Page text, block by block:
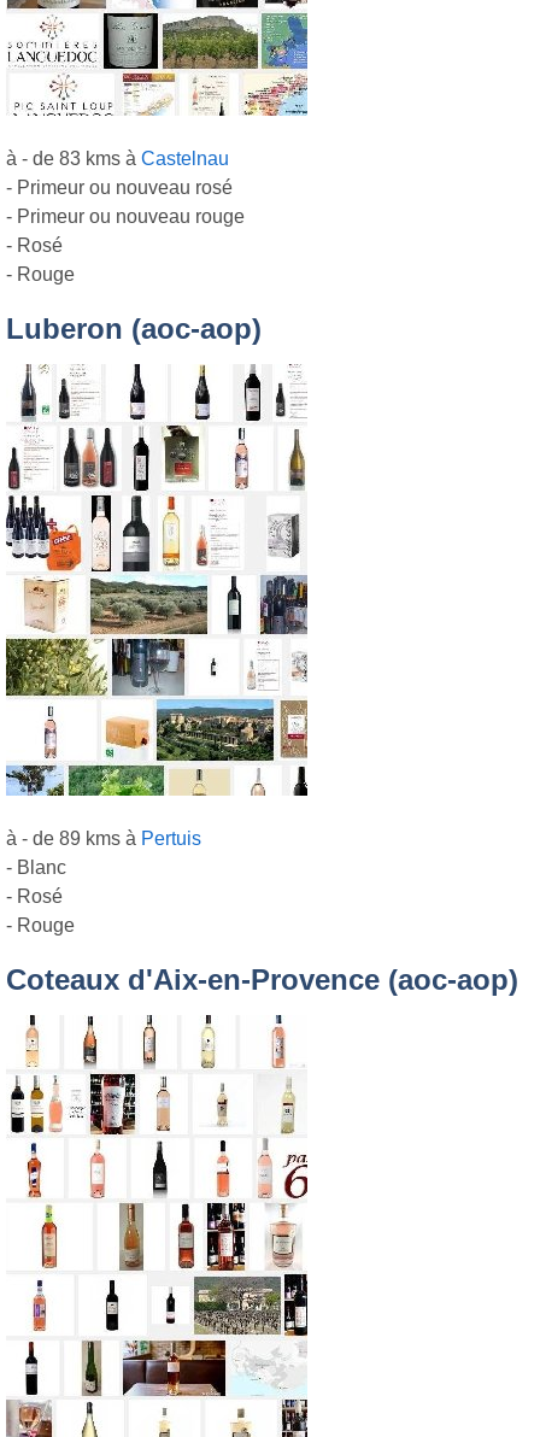
à - de 83 kms à Castelnau
- Primeur ou nouveau rosé
- Primeur ou nouveau rouge
- Rosé
- Rouge
Luberon (aoc-aop)
à - de 89 kms à Pertuis
- Blanc
- Rosé
- Rouge
Coteaux d'Aix-en-Provence (aoc-aop)